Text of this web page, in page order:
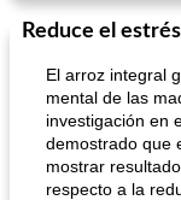
Reduce el
El arroz integral
mental de las
investigación en
demostrado que
mostrar
respecto a la